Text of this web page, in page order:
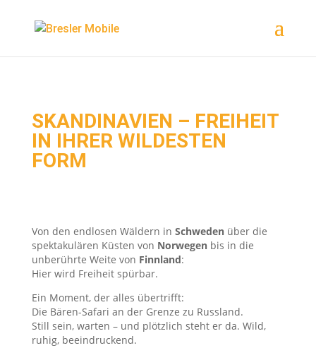
SKANDINAVIEN – FREIHEIT
IN IHRER WILDESTEN
FORM
Von den endlosen Wäldern in Schwedenüber die
spektakulären Küsten von Norwegenbis in die
unberührte Weite von Finnland:
Hier wird Freiheit spürbar.
Ein Moment, der alles übertrifft:
Die Bären-Safari an der Grenze zu Russland.
Still sein, warten – und plötzlich steht er da. Wild,
ruhig, beeindruckend.